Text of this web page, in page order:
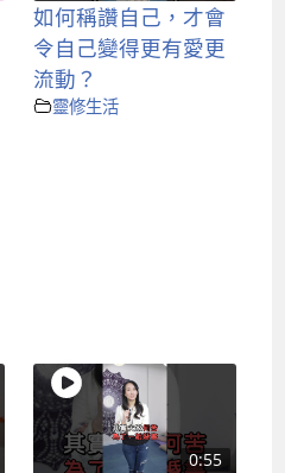
如何稱讚自己，才會
令自己變得更有愛更
流動？
靈修生活
0:55